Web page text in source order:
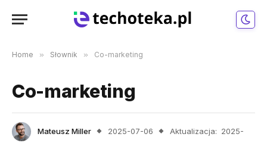
Home » Słownik » Co-marketing
Co-marketing
Mateusz Miller 2025-07-06 Aktualizacja: 2025-